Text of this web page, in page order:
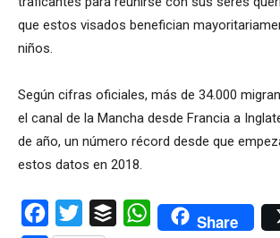
que estos visados benefician
niños.
Según cifras oficiales, más de 34.000
el canal de la Mancha desde Francia a
de año, un número récord desde que
estos datos en 2018.
Facebook
Twitter Buffer WhatsAppShare